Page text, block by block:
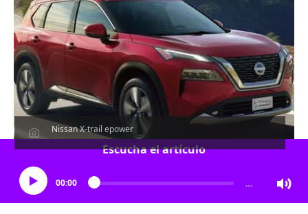
Nissan X-trail epower
Escucha el artículo
00:00 …